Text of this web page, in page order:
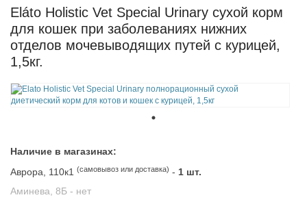
Eláto Holistic Vet Special Urinary сухой корм
для кошек при заболеваниях нижних
отделов мочевыводящих путей с курицей,
1,5кг.
Наличие в магазинах:
Аврора, 110к1 (самовывоз или доставка) - 1 шт.
Аминева, 8Б - нет